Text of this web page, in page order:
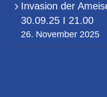
Invasion der
30.09.25 I 21.00
26. November 2025